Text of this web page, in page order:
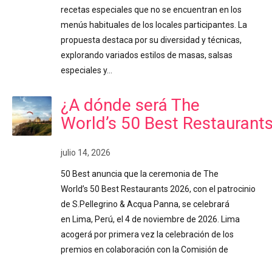
recetas especiales que no se encuentran en los
menús habituales de los locales participantes. La
propuesta destaca por su diversidad y técnicas,
explorando variados estilos de masas, salsas
especiales y…
¿A dónde será The
World’s 50 Best
julio 14, 2026
50 Best anuncia que la ceremonia de The
World’s 50 Best Restaurants 2026, con el patrocinio
de S.Pellegrino & Acqua Panna, se celebrará
en Lima, Perú, el 4 de noviembre de 2026. Lima
acogerá por primera vez la celebración de los
premios en colaboración con la Comisión de